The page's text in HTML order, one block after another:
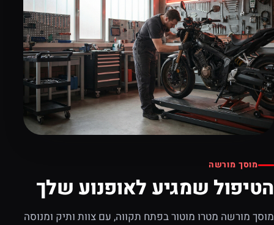
מוסך מורשה
הטיפול שמגיע לאופנוע שלך
מוסך מורשה מטרו מוטור בפתח תקווה, עם צוות ותיק ומנוסה